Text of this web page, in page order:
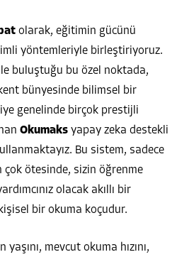
olarak, eğitimin gücünü
yöntemleriyle birleştiriyoruz.
buluştuğu bu özel noktada,
bünyesinde bilimsel bir
genelinde birçok prestijli
Okumaks yapay zeka destekli
Bu sistem, sadece
çok ötesinde, sizin öğrenme
olacak akıllı bir
bir okuma koçudur.
mevcut okuma hızını,